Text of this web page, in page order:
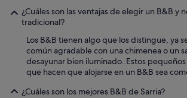
¿Cuáles son las ventajas de elegir un B&B y
tradicional?
Los B&B tienen algo que los distingue, ya
común agradable con una chimenea o un
desayunar bien iluminado. Estos
que hacen que alojarse en un B&B sea
¿Cuáles son los mejores B&B de Sarria?